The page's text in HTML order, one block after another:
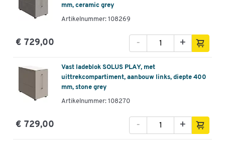
mm, ceramic grey
Artikelnummer: 108269
€ 729,00 +
-
Vast ladeblok SOLUS PLAY, met
uittrekcompartiment, aanbouw links, diepte 400
mm, stone grey
Artikelnummer: 108270
€ 729,00 +
-